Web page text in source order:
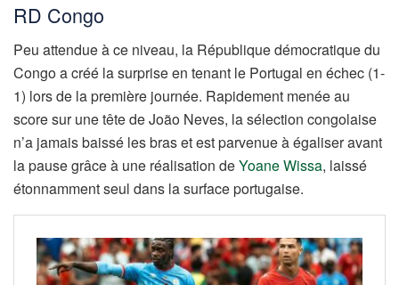
RD Congo
Peu attendue à ce niveau, la République démocratique du
Congo a créé la surprise en tenant le Portugal en échec (1-
1) lors de la première journée. Rapidement menée au
score sur une tête de João Neves, la sélection congolaise
n’a jamais baissé les bras et est parvenue à égaliser avant
la pause grâce à une réalisation deYoane Wissa, laissé
étonnamment seul dans la surface portugaise.